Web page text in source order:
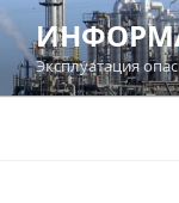
Перейти
содержимому
Эксплуатация